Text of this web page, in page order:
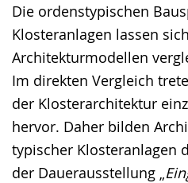
Die ordenstypischen
Klosteranlagen lassen
Architekturmodellen
Im direkten Vergleich
der Klosterarchitektur
hervor. Daher bilden
typischer Klosteranlagen
der Dauerausstellung „